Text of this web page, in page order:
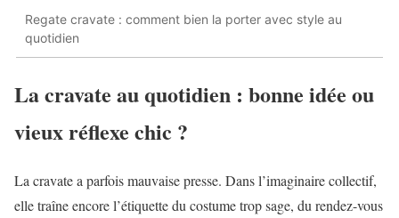
Regate cravate : comment bien la porter avec style au
quotidien
La cravate au quotidien : bonne idée ou
vieux réflexe chic ?
La cravate a parfois mauvaise presse. Dans l’imaginaire collectif,
elle traîne encore l’étiquette du costume trop sage, du rendez-vous